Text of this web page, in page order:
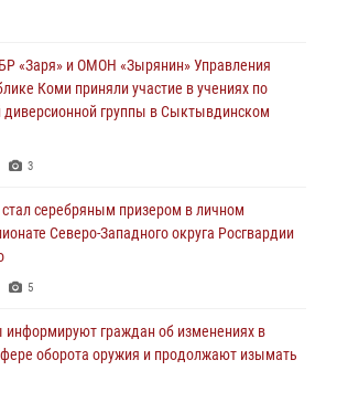
«Заря» и ОМОН «Зырянин» Управления
Коми приняли участие в учениях по
диверсионной группы в Сыктывдинском
3
серебряным призером в личном
Северо-Западного округа Росгвардии
5
информируют граждан об изменениях в
оборота оружия и продолжают изымать